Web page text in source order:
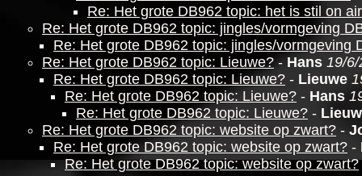
Re: Het grote DB962 topic: het is stil on air
Re: Het grote DB962 topic: jingles/vormgeving
Re: Het grote DB962 topic: jingles/vormgeving
Re: Het grote DB962 topic: Lieuwe? - Hans 19/6/
Re: Het grote DB962 topic: Lieuwe? - Lieuwe
Re: Het grote DB962 topic: Lieuwe? - Hans
Re: Het grote DB962 topic: Lieuwe? -
Re: Het grote DB962 topic: website op zwart? -
Re: Het grote DB962 topic: website op zwart? -
Re: Het grote DB962 topic: website op zwart?